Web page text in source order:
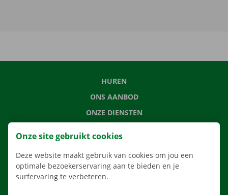
HUREN
ONS AANBOD
ONZE DIENSTEN
VERHUISOPLOSSINGEN
Onze site gebruikt cookies
Deze website maakt gebruik van cookies om jou een
optimale bezoekerservaring aan te bieden en je
surfervaring te verbeteren.